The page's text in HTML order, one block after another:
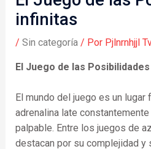
infinitas
/ Sin categoría / Por Pjlnrnhjjl
El Juego de las
El mundo del juego es un
adrenalina late
palpable. Entre los juegos de
destacan por su complejidad y